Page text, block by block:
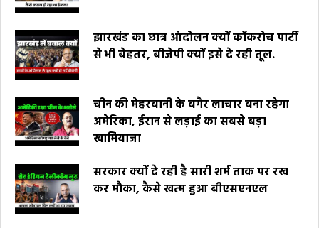
झारखंड का छात्र आंदोलन क्यों कॉकरोच पार्टी
से भी बेहतर, बीजेपी क्यों इसे दे रही तूल.
चीन की मेहरबानी के बगैर लाचार बना रहेगा
अमेरिका, ईरान से लड़ाई का सबसे बड़ा
खामियाजा
सरकार क्यों दे रही है सारी शर्म ताक पर रख
कर मौका, कैसे खत्म हुआ बीएसएनएल